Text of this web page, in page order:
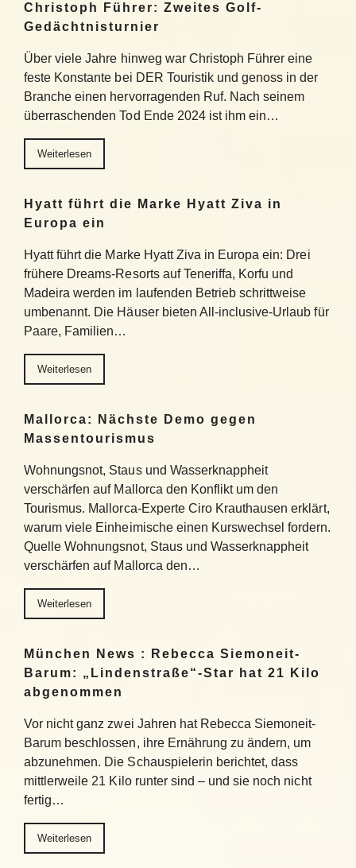
Christoph Führer: Zweites Golf-
Gedächtnisturnier
Über viele Jahre hinweg war Christoph Führer eine
feste Konstante bei DER Touristik und genoss in der
Branche einen hervorragenden Ruf. Nach seinem
überraschenden Tod Ende 2024 ist ihm ein…
Weiterlesen
Hyatt führt die Marke Hyatt Ziva in
Europa ein
Hyatt führt die Marke Hyatt Ziva in Europa ein: Drei
frühere Dreams-Resorts auf Teneriffa, Korfu und
Madeira werden im laufenden Betrieb schrittweise
umbenannt. Die Häuser bieten All-inclusive-Urlaub für
Paare, Familien…
Weiterlesen
Mallorca: Nächste Demo gegen
Massentourismus
Wohnungsnot, Staus und Wasserknappheit
verschärfen auf Mallorca den Konflikt um den
Tourismus. Mallorca-Experte Ciro Krauthausen erklärt,
warum viele Einheimische einen Kurswechsel fordern.
Quelle Wohnungsnot, Staus und Wasserknappheit
verschärfen auf Mallorca den…
Weiterlesen
München News : Rebecca Siemoneit-
Barum: „Lindenstraße“-Star hat 21 Kilo
abgenommen
Vor nicht ganz zwei Jahren hat Rebecca Siemoneit-
Barum beschlossen, ihre Ernährung zu ändern, um
abzunehmen. Die Schauspielerin berichtet, dass
mittlerweile 21 Kilo runter sind – und sie noch nicht
fertig…
Weiterlesen